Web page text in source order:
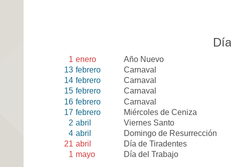
1 enero
Año Nuevo
13 febrero
Carnaval
14 febrero
Carnaval
15 febrero
Carnaval
16 febrero
Carnaval
17 febrero
Miércoles de Ceniza
2 abril
Viernes Santo
4 abril
Domingo de Resurrección
21 abril
Día de Tiradentes
1 mayo Día del Trabajo